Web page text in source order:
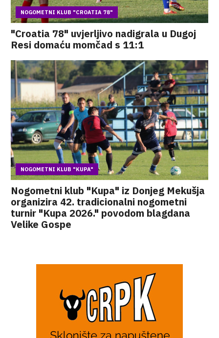
NOGOMETNI KLUB "CROATIA 78"
"Croatia 78" uvjerljivo nadigrala u Dugoj
Resi domaću momčad s 11:1
NOGOMETNI KLUB "KUPA"
Nogometni klub "Kupa" iz Donjeg Mekušja
organizira 42. tradicionalni nogometni
turnir "Kupa 2026." povodom blagdana
Velike Gospe